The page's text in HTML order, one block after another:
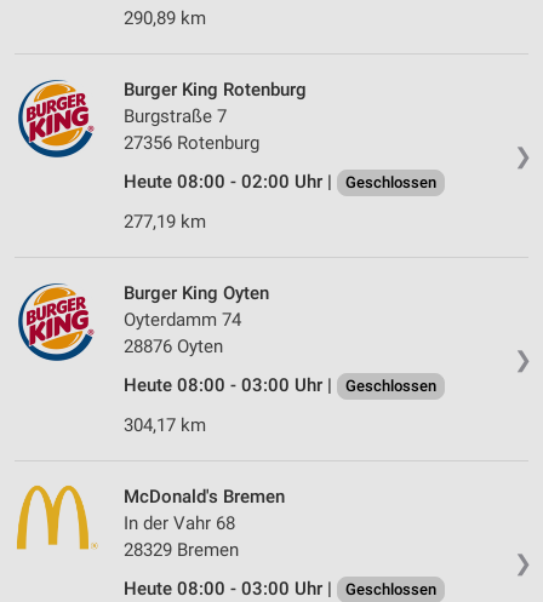
290,89 km
❯
Burger King Rotenburg
Burgstraße 7
27356 Rotenburg
Heute 08:00 - 02:00 Uhr |
Geschlossen
277,19 km
❯
Burger King Oyten
Oyterdamm 74
28876 Oyten
Heute 08:00 - 03:00 Uhr |
Geschlossen
304,17 km
❯
McDonald's Bremen
In der Vahr 68
28329 Bremen
Heute 08:00 - 03:00 Uhr |
Geschlossen